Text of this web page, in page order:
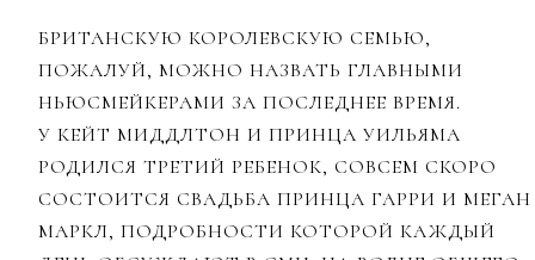
БРИТАНСКУЮ КОРОЛЕВСКУЮ СЕМЬЮ,
ПОЖАЛУЙ, МОЖНО НАЗВАТЬ ГЛАВНЫМИ
НЬЮСМЕЙКЕРАМИ ЗА ПОСЛЕДНЕЕ ВРЕМЯ.
У КЕЙТ МИДДЛТОН И ПРИНЦА УИЛЬЯМА
РОДИЛСЯ ТРЕТИЙ РЕБЕНОК, СОВСЕМ СКОРО
СОСТОИТСЯ СВАДЬБА ПРИНЦА ГАРРИ И МЕГАН
МАРКЛ, ПОДРОБНОСТИ КОТОРОЙ КАЖДЫЙ